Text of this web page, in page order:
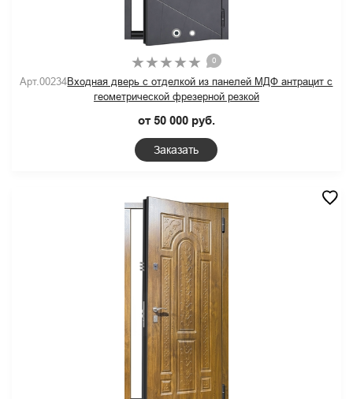
0
Арт.00234Входная дверь с отделкой из панелей МДФ антрацит с
геометрической фрезерной резкой
от 50 000 руб.
Заказать